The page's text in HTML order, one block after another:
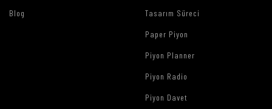
Blog Tasarım Süreci
Paper Piyon
Piyon Planner
Piyon Radio
Piyon Davet